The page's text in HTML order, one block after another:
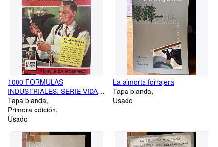
1000 FORMULAS
INDUSTRIALES. SERIE VIDA
MODERNA.
Tapa blanda
Primera edición
Usado
La almorta forrajera
Tapa blanda
Usado